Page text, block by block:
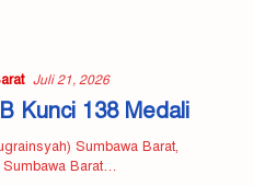
Juli 21, 2026
Kunci 138 Medali
Sumbawa Barat,
Sumbawa Barat…